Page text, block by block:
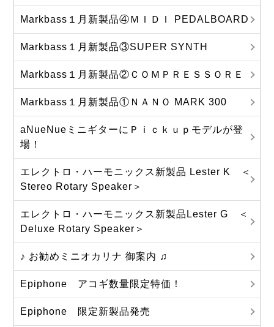
Markbass１月新製品④ＭＩＤＩ PEDALBOARD
Markbass１月新製品③SUPER SYNTH
Markbass１月新製品②ＣＯＭＰＲＥＳＳＯＲＥ
Markbass１月新製品①ＮＡＮＯ MARK 300
aNueNueミニギターにＰｉｃｋｕｐモデルが登
場！
エレクトロ・ハーモニックス新製品 Lester K ＜
Stereo Rotary Speaker＞
エレクトロ・ハーモニックス新製品Lester G ＜
Deluxe Rotary Speaker＞
♪ お勧めミニオカリナ 御案内 ♫
Epiphone アコギ数量限定特価！
Epiphone 限定新製品発売